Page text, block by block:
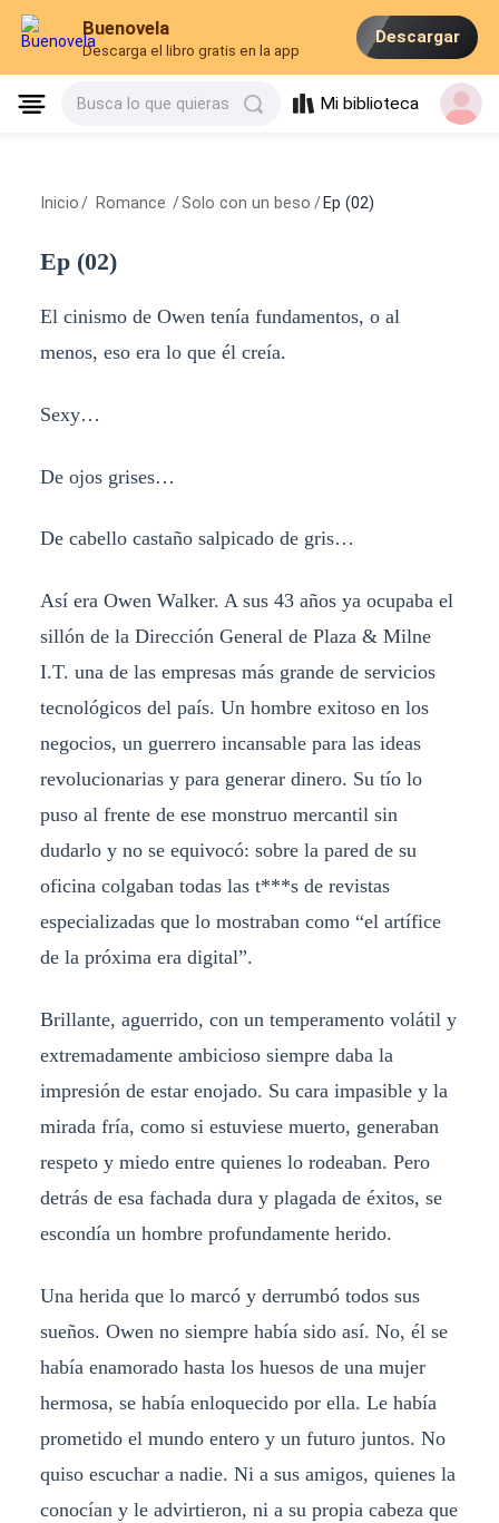
Buenovela
Descarga el libro gratis en la app
Descargar
Busca lo que quieras Mi biblioteca
Inicio / Romance /Solo con un beso / Ep (02)
Ep (02)
El cinismo de Owen tenía fundamentos, o al
menos, eso era lo que él creía.
Sexy…
De ojos grises…
De cabello castaño salpicado de gris…
Así era Owen Walker. A sus 43 años ya ocupaba el
sillón de la Dirección General de Plaza & Milne
I.T. una de las empresas más grande de servicios
tecnológicos del país. Un hombre exitoso en los
negocios, un guerrero incansable para las ideas
revolucionarias y para generar dinero. Su tío lo
puso al frente de ese monstruo mercantil sin
dudarlo y no se equivocó: sobre la pared de su
oficina colgaban todas las t***s de revistas
especializadas que lo mostraban como “el artífice
de la próxima era digital”.
Brillante, aguerrido, con un temperamento volátil y
extremadamente ambicioso siempre daba la
impresión de estar enojado. Su cara impasible y la
mirada fría, como si estuviese muerto, generaban
respeto y miedo entre quienes lo rodeaban. Pero
detrás de esa fachada dura y plagada de éxitos, se
escondía un hombre profundamente herido.
Una herida que lo marcó y derrumbó todos sus
sueños. Owen no siempre había sido así. No, él se
había enamorado hasta los huesos de una mujer
hermosa, se había enloquecido por ella. Le había
prometido el mundo entero y un futuro juntos. No
quiso escuchar a nadie. Ni a sus amigos, quienes la
conocían y le advirtieron, ni a su propia cabeza que